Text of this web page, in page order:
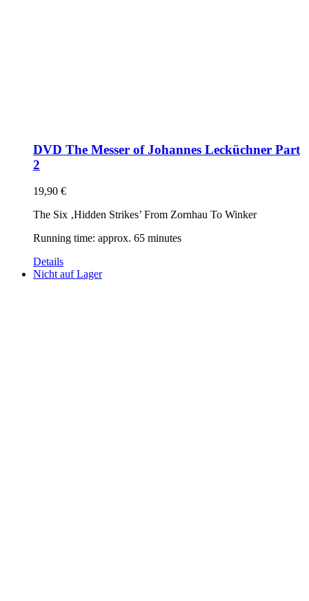
DVD The Messer of Johannes Lecküchner Part
2
19,90 €
The Six ‚Hidden Strikes’ From Zornhau To Winker
Running time: approx. 65 minutes
Details
Nicht auf Lager